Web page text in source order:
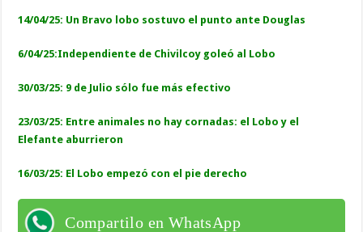
14/04/25: Un Bravo lobo sostuvo el punto ante Douglas
6/04/25:Independiente de Chivilcoy goleó al Lobo
30/03/25: 9 de Julio sólo fue más efectivo
23/03/25: Entre animales no hay cornadas: el Lobo y el
Elefante aburrieron
16/03/25: El Lobo empezó con el pie derecho
Compartilo en WhatsApp